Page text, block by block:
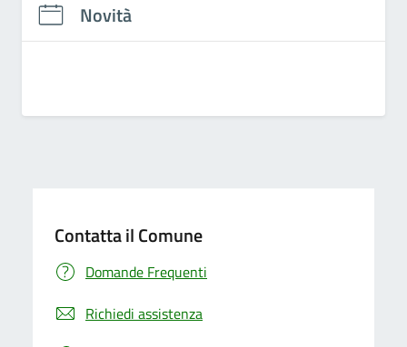
Novità
Contatta il Comune
Domande Frequenti
Richiedi assistenza